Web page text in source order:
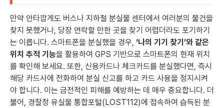
만약 안타깝게도 버스나 지하철 분실물 센터에서 여러분의 물건을
찾지 못했거나, 당장 연락할 만한 곳을 찾기 어렵더라도 포기하기
는 이릅니다. 스마트폰을 분실했을 경우, ‘나의 기기 찾기’와 같은
위치 추적 기능을 활용하여 GPS 기반으로 스마트폰의 현재 위치
를 확인해 보세요. 또한, 신용카드나 체크카드를 분실했다면, 즉시
해당 카드사에 전화하여 분실 신고를 하고 카드 사용을 정지시켜
야 합니다. 이는 금전적인 피해를 예방하는 데 매우 중요합니다. 더
불어, 경찰청 유실물 통합포털(LOST112)에 접속하여 습득된 분